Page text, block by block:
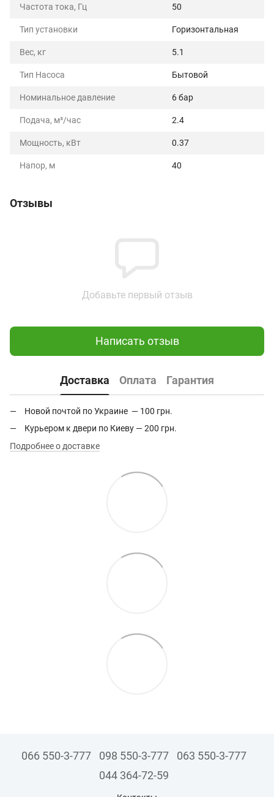
Частота тока, Гц 50
Тип установки Горизонтальная
Вес, кг 5.1
Тип Насоса Бытовой
Номинальное давление 6 бар
Подача, м³/час 2.4
Мощность, кВт 0.37
Напор, м 40
Отзывы
Добавьте первый отзыв
Написать отзыв
Доставка Оплата Гарантия
Новой почтой по Украине — 100 грн.
Курьером к двери по Киеву — 200 грн.
Подробнее о доставке
066 550-3-777 098 550-3-777
063 550-3-777
044 364-72-59